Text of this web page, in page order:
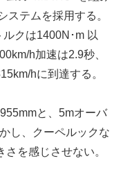
ステムを採用する。
クは1400N･m 以
h加速は2.9秒、
hに到達する。
と、5mオーバ
し、クーペルックな
を感じさせない。